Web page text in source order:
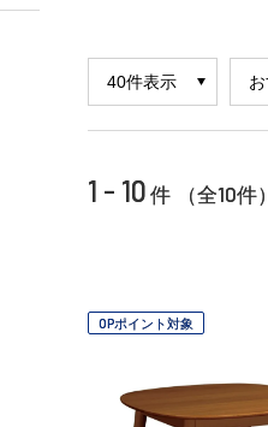
1 - 10 件 （全10件）
OPポイント対象